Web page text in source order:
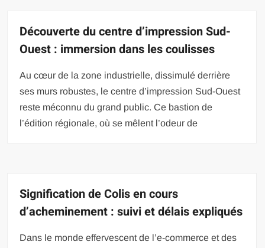
Découverte du centre d’impression Sud-
Ouest : immersion dans les coulisses
Au cœur de la zone industrielle, dissimulé derrière
ses murs robustes, le centre d’impression Sud-Ouest
reste méconnu du grand public. Ce bastion de
l’édition régionale, où se mêlent l’odeur de
Signification de Colis en cours
d’acheminement : suivi et délais expliqués
Dans le monde effervescent de l’e-commerce et des